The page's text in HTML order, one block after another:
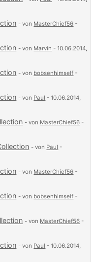
- von MasterChief56 -
- von Marvin - 10.06.2014,
- von bobsenhimself -
- von Paul - 10.06.2014,
- von MasterChief56 -
- von Paul -
- von MasterChief56 -
- von bobsenhimself -
- von MasterChief56 -
- von Paul - 10.06.2014,